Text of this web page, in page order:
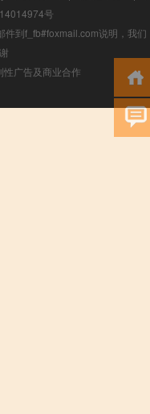
号
件到f_fb#foxmail.com说明，我们
广告及商业合作